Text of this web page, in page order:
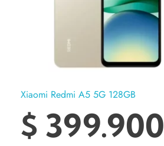
Xiaomi Redmi A5 5G 128GB
$ 399.900